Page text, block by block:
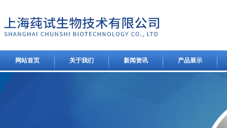
网站首页 关于我们 新闻资讯 产品展示